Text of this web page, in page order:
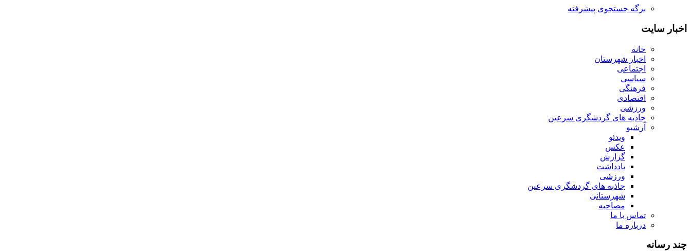
برگه جستجوی پیشرفته
اخبار سایت
خانه
اخبار شهرستان
اجتماعی
سیاسی
فرهنگی
اقتصادی
ورزشی
جاذبه های گردشگری سرعین
آرشیو
ویدئو
عکس
گزارش
یادداشت
ورزشی
جاذبه های گردشگری سرعین
شهرستانی
مصاحبه
تماس با ما
درباره ما
چند رسانه